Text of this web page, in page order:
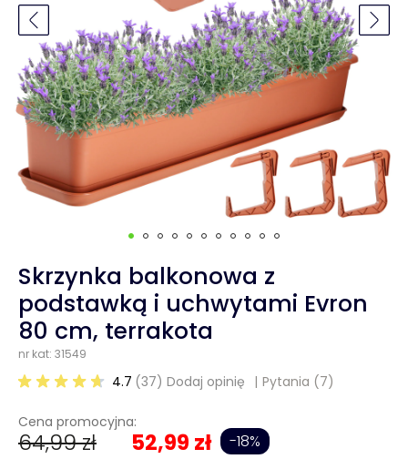
Skrzynka balkonowa z
podstawką i uchwytami Evron
80 cm, terrakota
nr kat: 31549
4.7 (37) Dodaj opinię Pytania (7)
Cena promocyjna:
64,99 zł 52,99 zł -18%